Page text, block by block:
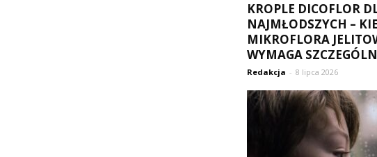
KROPLE DICOFLOR
NAJMŁODSZYCH –
MIKROFLORA
WYMAGA
Redakcja - 8 lipca 2026